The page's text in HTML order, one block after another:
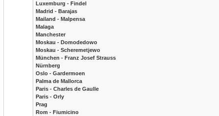
Luxemburg - Findel
Madrid - Barajas
Mailand - Malpensa
Malaga
Manchester
Moskau - Domodedowo
Moskau - Scheremetjewo
München - Franz Josef Strauss
Nürnberg
Oslo - Gardermoen
Palma de Mallorca
Paris - Charles de Gaulle
Paris - Orly
Prag
Rom - Fiumicino